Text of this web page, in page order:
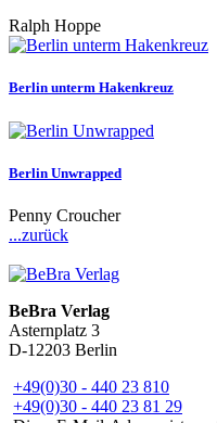
Ralph Hoppe
Berlin unterm Hakenkreuz
Berlin Unwrapped
Penny Croucher
...zurück
BeBra Verlag
Asternplatz 3
D-12203 Berlin
+49(0)30 - 440 23 810
+49(0)30 - 440 23 81 29